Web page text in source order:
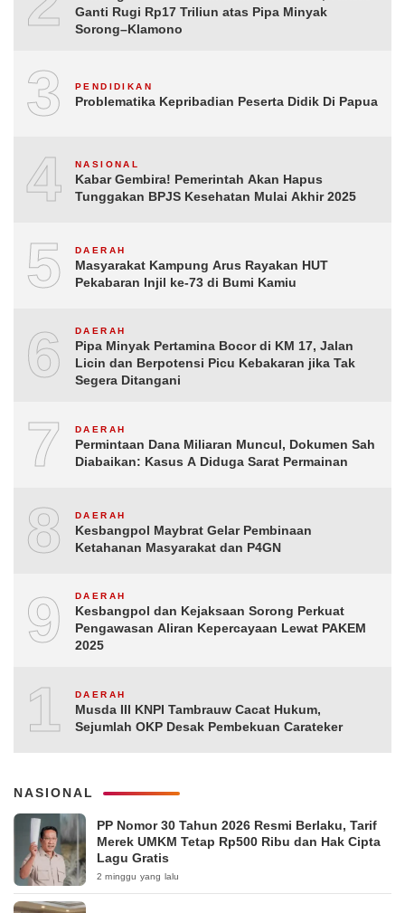
Ganti Rugi Rp17 Triliun atas Pipa Minyak
Sorong–Klamono
3 PENDIDIKAN
Problematika Kepribadian Peserta Didik Di Papua
4 NASIONAL
Kabar Gembira! Pemerintah Akan Hapus
Tunggakan BPJS Kesehatan Mulai Akhir 2025
5 DAERAH
Masyarakat Kampung Arus Rayakan HUT
Pekabaran Injil ke-73 di Bumi Kamiu
6 DAERAH
Pipa Minyak Pertamina Bocor di KM 17, Jalan
Licin dan Berpotensi Picu Kebakaran jika Tak
Segera Ditangani
7 DAERAH
Permintaan Dana Miliaran Muncul, Dokumen Sah
Diabaikan: Kasus A Diduga Sarat Permainan
8 DAERAH
Kesbangpol Maybrat Gelar Pembinaan
Ketahanan Masyarakat dan P4GN
9 DAERAH
Kesbangpol dan Kejaksaan Sorong Perkuat
Pengawasan Aliran Kepercayaan Lewat PAKEM
2025
10DAERAH
Musda III KNPI Tambrauw Cacat Hukum,
Sejumlah OKP Desak Pembekuan Carateker
NASIONAL
PP Nomor 30 Tahun 2026 Resmi Berlaku, Tarif
Merek UMKM Tetap Rp500 Ribu dan Hak Cipta
Lagu Gratis
2 minggu yang lalu